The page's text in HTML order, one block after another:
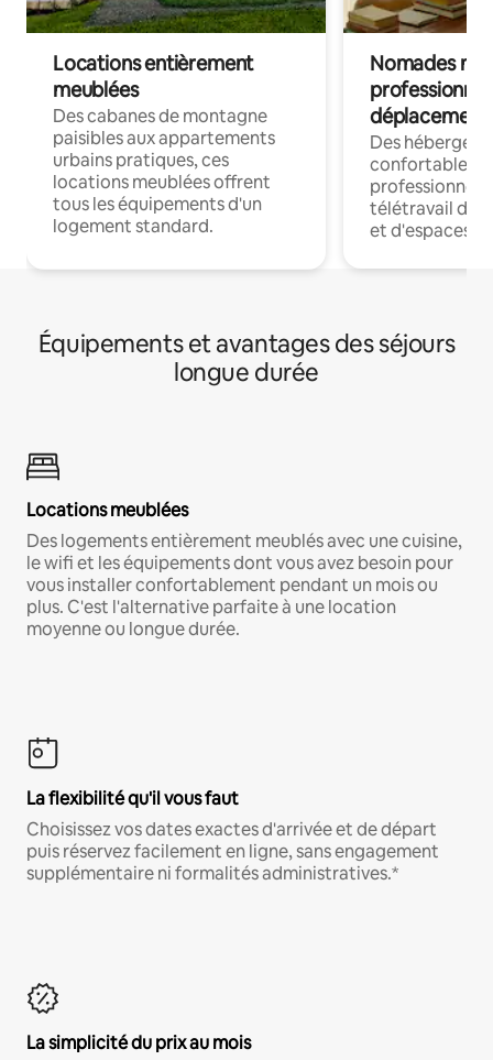
Locations entièrement
meublées
Des cabanes de montagne
paisibles aux appartements
urbains pratiques, ces
locations meublées offrent
tous les équipements d'un
logement standard.
Nomades
déplacement
Des
confortables
professionnels
télétravail
et d'espaces
Équipements et avantages des séjours
longue durée
Locations meublées
Des logements entièrement meublés avec une cuisine,
le wifi et les équipements dont vous avez besoin pour
vous installer confortablement pendant un mois ou
plus. C'est l'alternative parfaite à une location
moyenne ou longue durée.
La flexibilité qu'il vous faut
Choisissez vos dates exactes d'arrivée et de départ
puis réservez facilement en ligne, sans engagement
supplémentaire ni formalités administratives.*
La simplicité du prix au mois